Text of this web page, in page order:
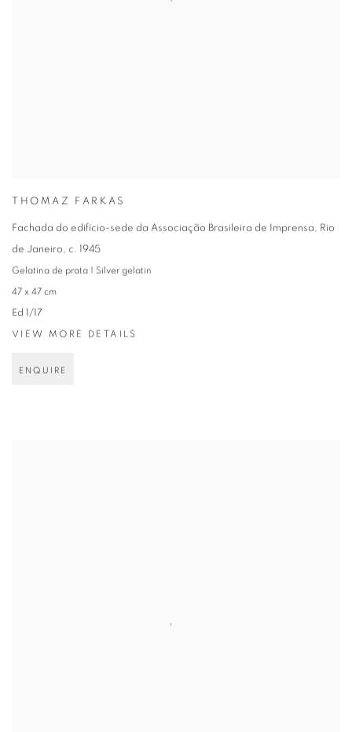
THOMAZ FARKAS
Fachada do edifício-sede da Associação Brasileira de Imprensa, Rio
de Janeiro, c. 1945
Gelatina de prata | Silver gelatin
47 x 47 cm
Ed 1/17
VIEW MORE DETAILS
ENQUIRE